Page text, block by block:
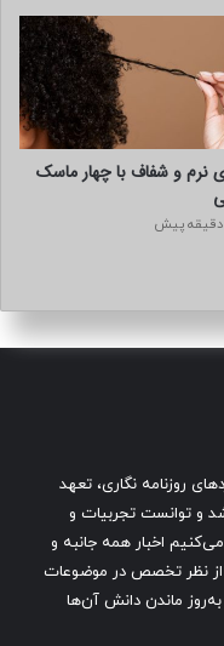
نرم و شفاف با چهار ماسک
روزنامه نگاری، تعهد
و.. در سال ۱۴۰۴ تاسیس شد و توانست تجربیات و
اخبار همه جانبه و
از نظر تخصص در موضوعات
ماندن دانش آن‌ها